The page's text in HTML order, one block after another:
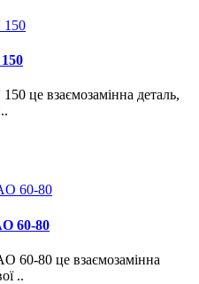
це взаємозамінна деталь,
60-80
60-80 це взаємозамінна
..